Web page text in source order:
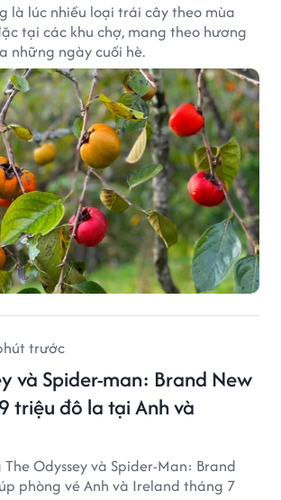
là lúc nhiều loại trái cây theo mùa
tại các khu chợ, mang theo hương
những ngày cuối hè.
trước
và Spider-man: Brand New
triệu đô la tại Anh và
Odyssey và Spider-Man: Brand
phòng vé Anh và Ireland tháng 7